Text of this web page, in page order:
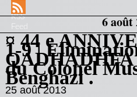
RSS
Feed
6 août
¤ 44 e
1-9 |
QADHADHFA
du Colonel
Benghazi .
25 août 2013